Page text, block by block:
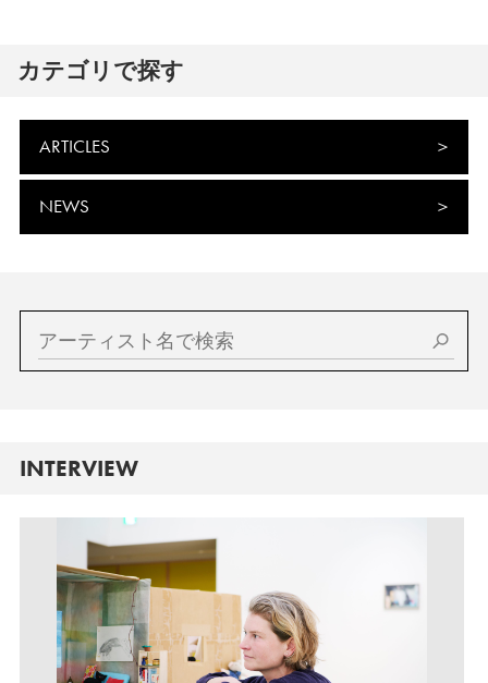
カテゴリで探す
ARTICLES
NEWS
INTERVIEW